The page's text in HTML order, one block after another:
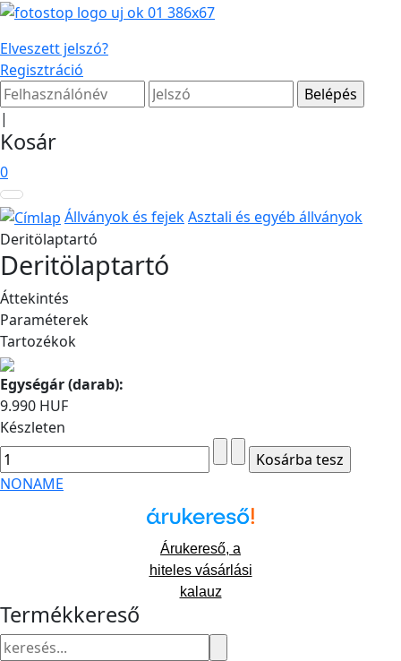
Elveszett jelszó?
Regisztráció
|
Kosár
0
Állványok és fejekAsztali és egyéb állványok
Deritölaptartó
Deritölaptartó
Áttekintés
Paraméterek
Tartozékok
Egységár (darab):
9.990 HUF
Készleten
NONAME
Árukereső, a
hiteles vásárlási
kalauz
Termékkereső